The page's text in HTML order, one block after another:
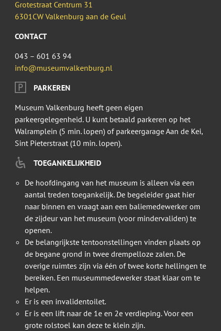
Grotestraat Centrum 31
6301CW Valkenburg aan de Geul
CONTACT
043 – 601 63 94
info@museumvalkenburg.nl
PARKEREN
Museum Valkenburg heeft geen eigen
parkeergelegenheid. U kunt betaald parkeren op het
Walramplein (5 min. lopen) of parkeergarage Aan de Kei,
Sint Pieterstraat (10 min. lopen).
TOEGANKELIJKHEID
De hoofdingang van het museum is alleen via een
aantal treden toegankelijk. De begeleider gaat hier
naar binnen en vraagt aan een baliemedewerker om
de zijdeur van het museum (voor mindervaliden) te
openen.
De belangrijkste tentoonstellingen vinden plaats op
de begane grond in twee drempelloze zalen. De
overige ruimtes zijn via één of twee korte hellingen te
bereiken. Een museummedewerker staat klaar om te
helpen.
Er is een invalidentoilet.
Er is een lift naar de 1e en 2e verdieping. Voor een
grote rolstoel kan deze te klein zijn.